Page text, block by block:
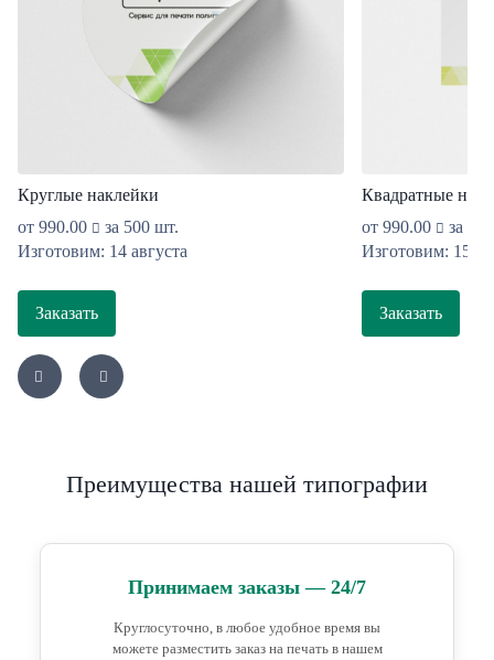
Круглые наклейки
от 990.00
за 500 шт.
Изготовим: 14 августа
Заказать
Квадратные
от 990.00
за
Изготовим: 15
Заказать
Преимущества нашей типографии
Принимаем заказы — 24/7
Круглосуточно, в любое удобное время вы
можете разместить заказ на печать в нашем